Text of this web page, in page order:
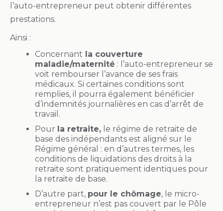
l’auto-entrepreneur peut obtenir différentes
prestations.
Ainsi :
Concernant la couverture
maladie/maternité : l’auto-entrepreneur se
voit rembourser l’avance de ses frais
médicaux. Si certaines conditions sont
remplies, il pourra également bénéficier
d’indemnités journalières en cas d’arrêt de
travail.
Pour la retraite, le régime de retraite de
base des indépendants est aligné sur le
Régime général : en d’autres termes, les
conditions de liquidations des droits à la
retraite sont pratiquement identiques pour
la retraite de base.
D’autre part, pour le chômage, le micro-
entrepreneur n’est pas couvert par le Pôle